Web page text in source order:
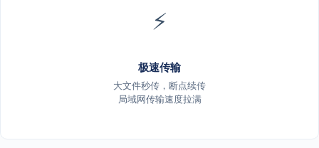
⚡
极速传输
大文件秒传，断点续传
局域网传输速度拉满